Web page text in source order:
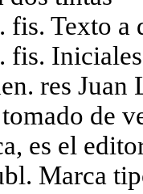
fis. Texto a
fis.
res Juan
de
es el
Marca